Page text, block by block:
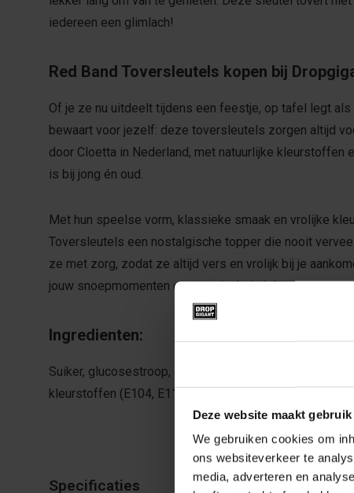
Deze website maakt
We gebruiken cookies om
ons websiteverkeer te
media, adverteren en
iedereen een glimlach!
Red Band Toversleutels kopen bij
Of je ze nu uitdeelt tijdens een feestje, op tafel legt
bewaart voor jezelf: deze toversleutels zorgen altijd
door Cloetta in Nederland, met natuurlijke kleurstoffen
is bij jong én oud.
Met hun speelse vorm, klassieke smaak en vrolijke
Toversleutels een nostalgische topper die nooit
ze met zorg, zodat ze altijd vers en vrolijk bij je
jouw snoepmomenten een magisch tintje!
Ingredienten:
Suiker, glucosestroop, glucose-fructosestroop,
kleurstoffen (E104, E110, E122, E131), gemodificeerd
Specificaties